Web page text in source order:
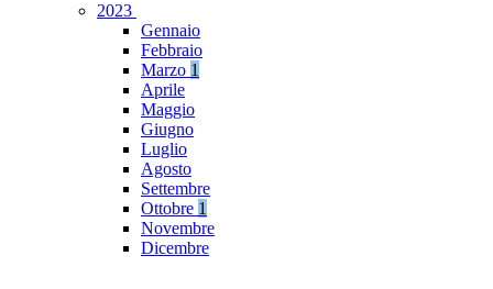
2023
Gennaio
Febbraio
Marzo 1
Aprile
Maggio
Giugno
Luglio
Agosto
Settembre
Ottobre 1
Novembre
Dicembre